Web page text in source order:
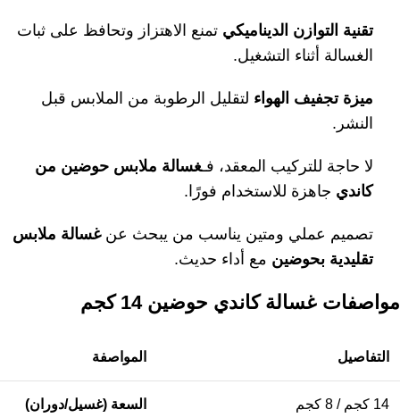
تقنية التوازن الديناميكي تمنع الاهتزاز وتحافظ على ثبات
الغسالة أثناء التشغيل.
ميزة تجفيف الهواء لتقليل الرطوبة من الملابس قبل
النشر.
لا حاجة للتركيب المعقد، فـغسالة ملابس حوضين من
كاندي جاهزة للاستخدام فورًا.
تصميم عملي ومتين يناسب من يبحث عنغسالة ملابس
تقليدية بحوضين مع أداء حديث.
مواصفات غسالة كاندي حوضين 14 كجم
التفاصيل المواصفة
14 كجم / 8 كجم السعة (غسيل/دوران)